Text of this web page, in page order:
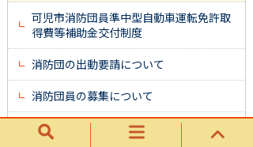
可児市消防団員準中型自動車運転免許取
得費等補助金交付制度
消防団の出動要請について
消防団員の募集について
消防団員の熱中症対策について